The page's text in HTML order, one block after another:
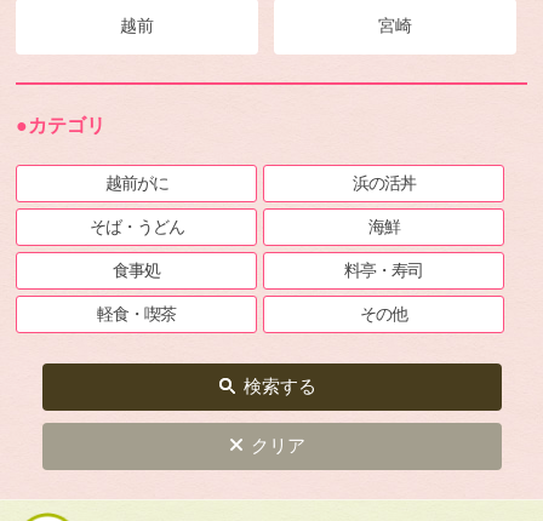
越前 宮崎
●カテゴリ
越前がに 浜の活丼
そば・うどん 海鮮
食事処 料亭・寿司
軽食・喫茶 その他
検索する
クリア